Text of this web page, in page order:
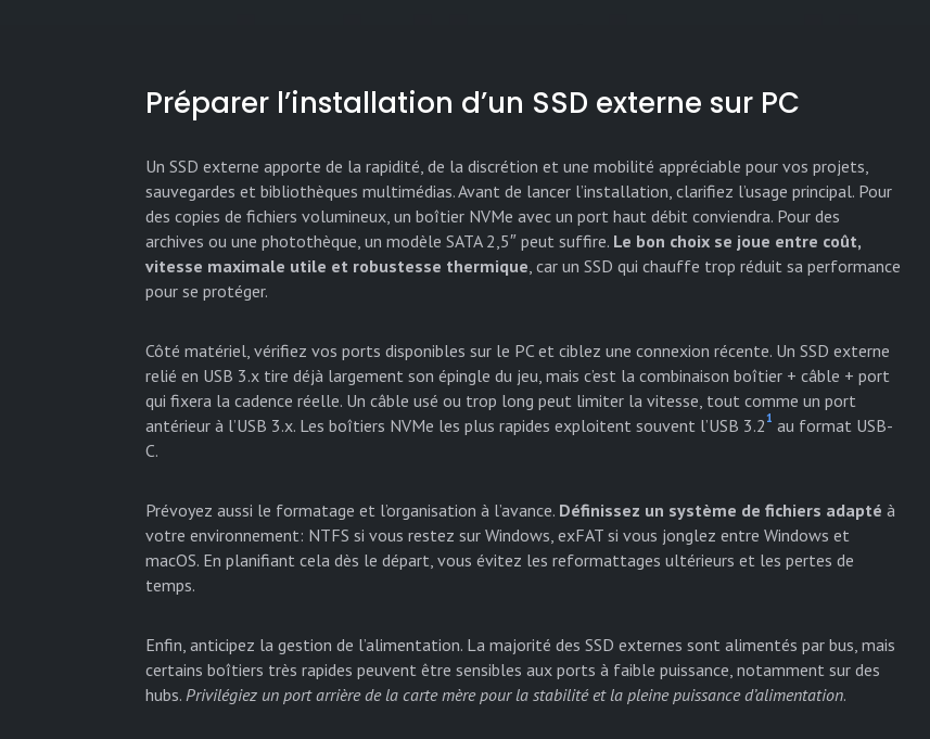
Préparer l’installation d’un SSD externe sur PC
Un SSD externe apporte de la rapidité, de la discrétion et une mobilité appréciable pour vos projets,
sauvegardes et bibliothèques multimédias. Avant de lancer l’installation, clarifiez l’usage principal. Pour
des copies de fichiers volumineux, un boîtier NVMe avec un port haut débit conviendra. Pour des
archives ou une photothèque, un modèle SATA 2,5″ peut suffire. Le bon choix se joue entre coût,
vitesse maximale utile et robustesse thermique , car un SSD qui chauffe trop réduit sa performance
pour se protéger.
Côté matériel, vérifiez vos ports disponibles sur le PC et ciblez une connexion récente. Un SSD externe
relié en USB 3.x tire déjà largement son épingle du jeu, mais c’est la combinaison boîtier + câble + port
qui fixera la cadence réelle. Un câble usé ou trop long peut limiter la vitesse, tout comme un port
antérieur à l’USB 3.x. Les boîtiers NVMe les plus rapides exploitent souvent l’USB 3.21 au format USB-
C.
Prévoyez aussi le formatage et l’organisation à l’avance. Définissez un système de fichiers adapté à
votre environnement: NTFS si vous restez sur Windows, exFAT si vous jonglez entre Windows et
macOS. En planifiant cela dès le départ, vous évitez les reformattages ultérieurs et les pertes de
temps.
Enfin, anticipez la gestion de l’alimentation. La majorité des SSD externes sont alimentés par bus, mais
certains boîtiers très rapides peuvent être sensibles aux ports à faible puissance, notamment sur des
hubs. Privilégiez un port arrière de la carte mère pour la stabilité et la pleine puissance d’alimentation.